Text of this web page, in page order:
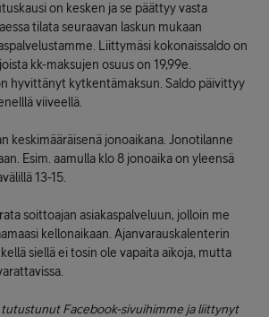
on kesken ja se päättyy vasta
tilata seuraavan laskun mukaan
Liittymäsi kokonaissaldo on
kk-maksujen osuus on 19,99e.
hyvittänyt kytkentämaksun. Saldo päivittyy
viiveellä.
keskimääräisenä jonoaikana. Jonotilanne
Esim. aamulla klo 8 jonoaika on yleensä
13-15.
soittoajan asiakaspalveluun, jolloin me
kellonaikaan. Ajanvarauskalenterin
siellä ei tosin ole vapaita aikoja, mutta
tutustunut Facebook-sivuihimme ja liittynyt